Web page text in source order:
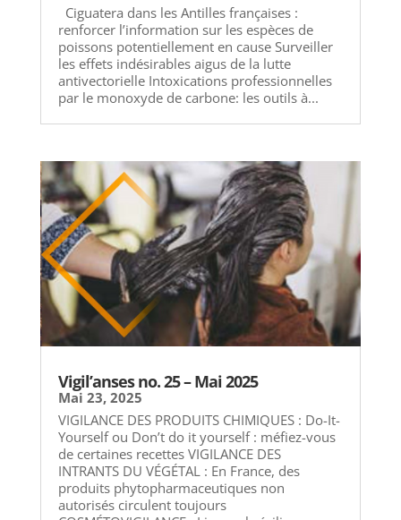
Ciguatera dans les Antilles françaises :
renforcer l’information sur les espèces de
poissons potentiellement en cause Surveiller
les effets indésirables aigus de la lutte
antivectorielle Intoxications professionnelles
par le monoxyde de carbone: les outils à...
Vigil’anses no. 25 – Mai 2025
Mai 23, 2025
VIGILANCE DES PRODUITS CHIMIQUES : Do-It-
Yourself ou Don’t do it yourself : méfiez-vous
de certaines recettes VIGILANCE DES
INTRANTS DU VÉGÉTAL : En France, des
produits phytopharmaceutiques non
autorisés circulent toujours